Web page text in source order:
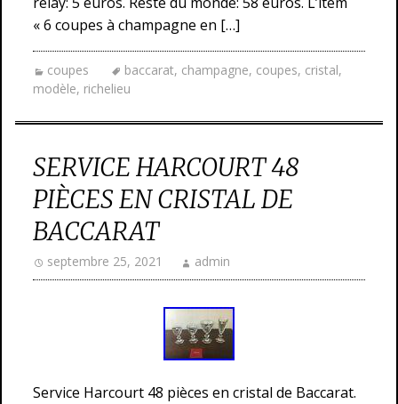
« 6 coupes à champagne en […]
coupes baccarat, champagne, coupes, cristal,
modèle, richelieu
SERVICE HARCOURT 48
PIÈCES EN CRISTAL DE
BACCARAT
septembre 25, 2021 admin
Service Harcourt 48 pièces en cristal de Baccarat.